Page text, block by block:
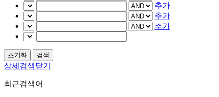
추가
추가
추가
상세검색닫기
최근검색어